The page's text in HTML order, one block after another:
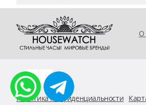
Политика конфиденциальности